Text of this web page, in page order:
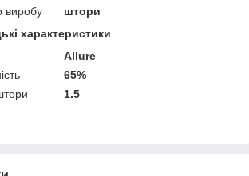
виробу
штори
характеристики
Allure
65%
1.5